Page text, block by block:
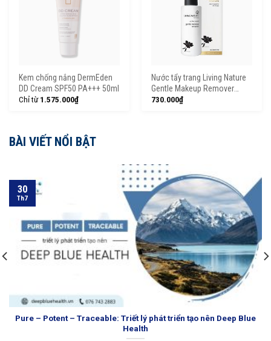
Kem chống nắng DermEden
DD Cream SPF50 PA+++ 50ml
Chỉ từ1.575.000₫
Nước tẩy trang Living Nature
Gentle Makeup Remover
(100ml)
730.000₫
BÀI VIẾT NỔI BẬT
Pure – Potent – Traceable: Triết lý phát triển tạo nên Deep Blue
Health
30
Th7